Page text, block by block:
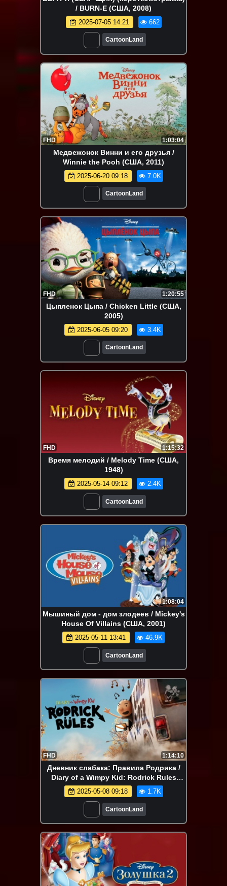
/ BURN-E (США, 2008)
2025-07-05 14:21 662
CartoonLand
FHD 1:03:04
Медвежонок Винни и его друзья /
Winnie the Pooh (США, 2011)
2025-06-20 09:18 7.0K
CartoonLand
FHD 1:20:55
Цыпленок Цыпа / Chicken Little (США,
2005)
2025-06-05 09:20 3.4K
CartoonLand
FHD 1:15:32
Время мелодий / Melody Time (США,
1948)
2025-05-14 09:12 2.4K
CartoonLand
1:08:04
Мышиный дом - дом злодеев / Mickey's
House Of Villains (США, 2001)
2025-05-11 13:41 46.9K
CartoonLand
FHD 1:14:10
Дневник слабака: Правила Родрика /
Diary of a Wimpy Kid: Rodrick Rules
(Канада, США, 2022)
2025-05-08 09:18 1.7K
CartoonLand